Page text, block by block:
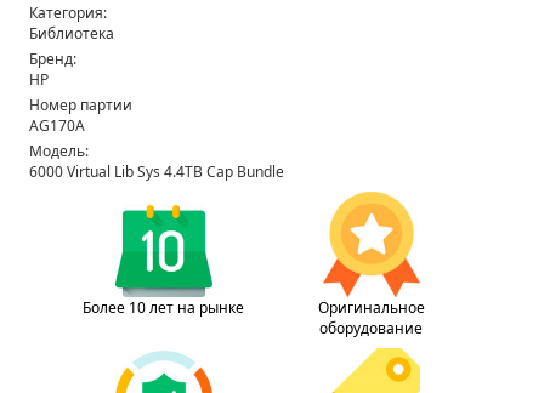
Категория:
Библиотека
Бренд:
HP
Номер партии
AG170A
Модель:
6000 Virtual Lib Sys 4.4TB Cap Bundle
Более 10 лет на рынке
Оригинальное
оборудование